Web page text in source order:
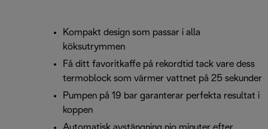
Kompakt design som passar i alla
köksutrymmen
Få ditt favoritkaffe på rekordtid tack vare dess
termoblock som värmer vattnet på 25 sekunder
Pumpen på 19 bar garanterar perfekta resultat i
koppen